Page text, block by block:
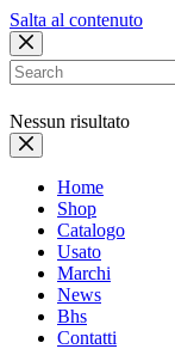
Salta al contenuto
Nessun risultato
Home
Shop
Catalogo
Usato
Marchi
News
Bhs
Contatti